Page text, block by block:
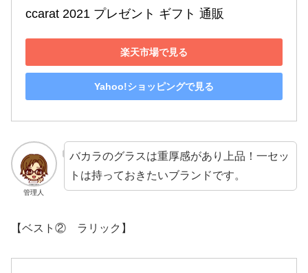
ccarat 2021 プレゼント ギフト 通販
楽天市場で見る
Yahoo!ショッピングで見る
管理人
バカラのグラスは重厚感があり上品！一セッ
トは持っておきたいブランドです。
【ベスト② ラリック】